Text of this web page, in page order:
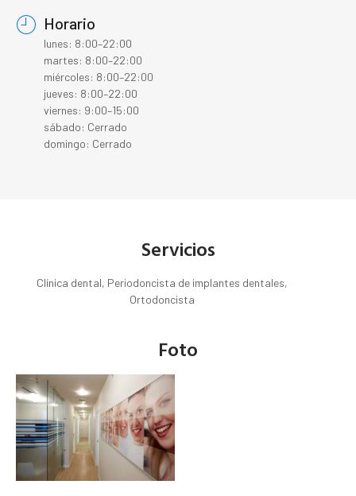
Horario
lunes: 8:00–22:00
martes: 8:00–22:00
miércoles: 8:00–22:00
jueves: 8:00–22:00
viernes: 9:00–15:00
sábado: Cerrado
domingo: Cerrado
Servicios
Clínica dental, Periodoncista de implantes dentales,
Ortodoncista
Foto